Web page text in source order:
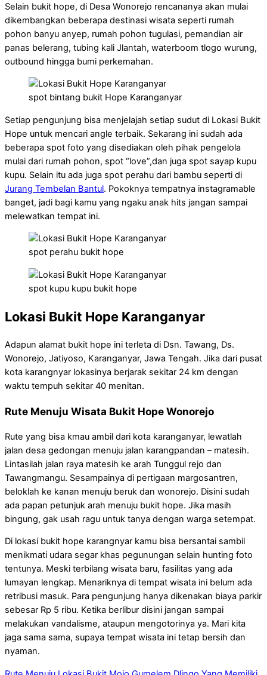
Selain bukit hope, di Desa Wonorejo rencananya akan mulai
dikembangkan beberapa destinasi wisata seperti rumah
pohon banyu anyep, rumah pohon tugulasi, pemandian air
panas belerang, tubing kali Jlantah, waterboom tlogo wurung,
outbound hingga bumi perkemahan.
spot bintang bukit Hope Karanganyar
Setiap pengunjung bisa menjelajah setiap sudut di Lokasi Bukit
Hope untuk mencari angle terbaik. Sekarang ini sudah ada
beberapa spot foto yang disediakan oleh pihak pengelola
mulai dari rumah pohon, spot “love”,dan juga spot sayap kupu
kupu. Selain itu ada juga spot perahu dari bambu seperti di
Jurang Tembelan Bantul. Pokoknya tempatnya instagramable
banget, jadi bagi kamu yang ngaku anak hits jangan sampai
melewatkan tempat ini.
spot perahu bukit hope
spot kupu kupu bukit hope
Lokasi Bukit Hope Karanganyar
Adapun alamat bukit hope ini terleta di Dsn. Tawang, Ds.
Wonorejo, Jatiyoso, Karanganyar, Jawa Tengah. Jika dari pusat
kota karangnyar lokasinya berjarak sekitar 24 km dengan
waktu tempuh sekitar 40 menitan.
Rute Menuju Wisata Bukit Hope Wonorejo
Rute yang bisa kmau ambil dari kota karanganyar, lewatlah
jalan desa gedongan menuju jalan karangpandan – matesih.
Lintasilah jalan raya matesih ke arah Tunggul rejo dan
Tawangmangu. Sesampainya di pertigaan margosantren,
beloklah ke kanan menuju beruk dan wonorejo. Disini sudah
ada papan petunjuk arah menuju bukit hope. Jika masih
bingung, gak usah ragu untuk tanya dengan warga setempat.
Di lokasi bukit hope karangnyar kamu bisa bersantai sambil
menikmati udara segar khas pegunungan selain hunting foto
tentunya. Meski terbilang wisata baru, fasilitas yang ada
lumayan lengkap. Menariknya di tempat wisata ini belum ada
retribusi masuk. Para pengunjung hanya dikenakan biaya parkir
sebesar Rp 5 ribu. Ketika berlibur disini jangan sampai
melakukan vandalisme, ataupun mengotorinya ya. Mari kita
jaga sama sama, supaya tempat wisata ini tetap bersih dan
nyaman.